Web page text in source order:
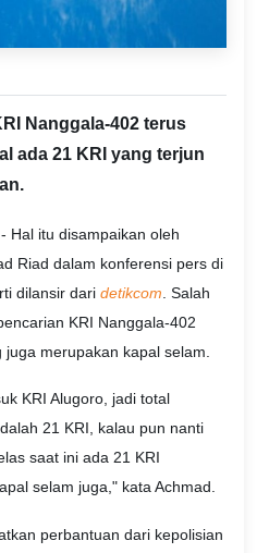
Nanggala-402 terus
ada 21 KRI yang terjun
- Hal itu disampaikan oleh
Riad dalam konferensi pers di
dilansir dari detikcom . Salah
KRI Nanggala-402
merupakan kapal selam.
KRI Alugoro, jadi total
21 KRI, kalau pun nanti
saat ini ada 21 KRI
selam juga," kata Achmad.
perbantuan dari kepolisian